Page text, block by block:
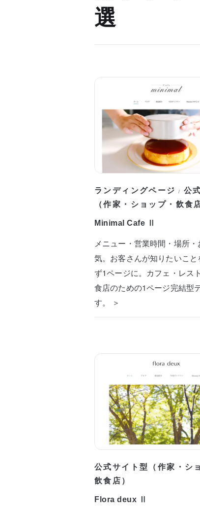
選
ランディングページ / 公
（作家・ショップ・飲食
Minimal Cafe Ⅱ
メニュー・営業時間・場所
気。お客さんが知りたいこ
ず1ページに。カフェ・レス
食店のための1ページ完結型
す。 ＞
公式サイト型（作家・シ
飲食店）
Flora deux Ⅱ